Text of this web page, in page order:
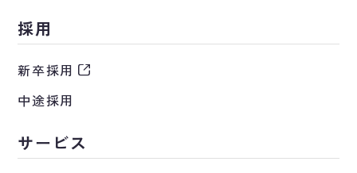
採用
新卒採用
中途採用
サービス